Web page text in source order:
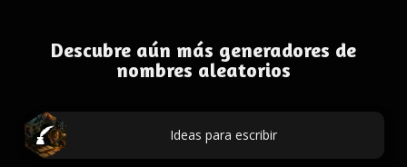
Descubre aún más generadores de
nombres aleatorios
Ideas para escribir